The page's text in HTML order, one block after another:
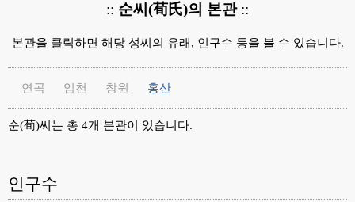
:: 순씨(荀氏)의 본관::
본관을 클릭하면 해당 성씨의 유래, 인구수 등을 볼 수 있습니다.
연곡 임천 창원 홍산
순(荀)씨는 총 4개 본관이 있습니다.
인구수